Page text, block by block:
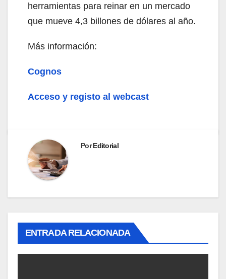
herramientas para reinar en un mercado
que mueve 4,3 billones de dólares al año.
Más información:
Cognos
Acceso y registo al webcast
PorEditorial
ENTRADA RELACIONADA